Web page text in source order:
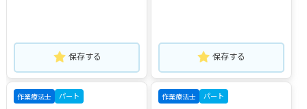
保存する 保存する
作業療法士 パート 作業療法士 パート